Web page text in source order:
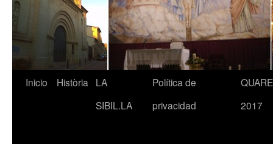
Inicio Història
LA
SIBIL.LA
Política de
privacidad
2017